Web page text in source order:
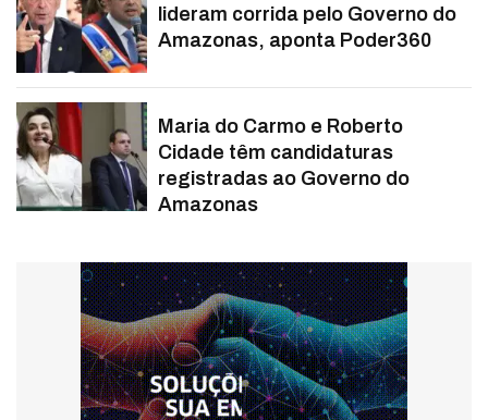
lideram corrida pelo Governo do
Amazonas, aponta Poder360
Maria do Carmo e Roberto
Cidade têm candidaturas
registradas ao Governo do
Amazonas